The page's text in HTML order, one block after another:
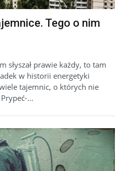
Tego o nim
słyszał prawie każdy, to tam
w historii energetyki
tajemnic, o których nie
...